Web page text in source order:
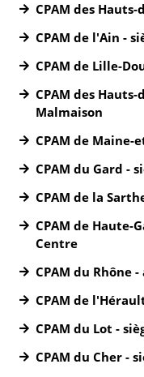
CPAM des
CPAM de l'Ain -
CPAM de Lille-
CPAM des
Malmaison
CPAM de Maine-
CPAM du Gard -
CPAM de la
CPAM de Haute-
Centre
CPAM du Rhône
CPAM de
CPAM du Lot -
CPAM du Cher -